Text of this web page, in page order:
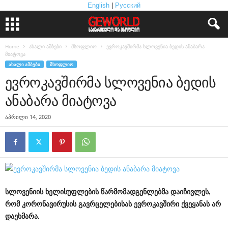
English Русский
Home ახალი ამბები მსოფლიო
ევროკავშირმა სლოვენია ბედის ანაბარა
მიატოვა
ᲐᲮᲐᲚᲘ ᲐᲛᲑᲔᲑᲘ ᲛᲡᲝᲤᲚᲘᲝ
ევროკავშირმა სლოვენია ბედის
ანაბარა მიატოვა
აპრილი 14, 2020
სლოვენიის ხელისუფლების წარმომადგენლებმა დაიჩივლეს,
რომ კორონავირუსის გავრცელებისას ევროკავშირი ქვეყანას არ
დაეხმარა.